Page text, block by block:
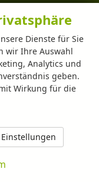
Dienste für Sie
wir Ihre Auswahl
Analytics und
geben.
Wirkung für die
Einstellungen